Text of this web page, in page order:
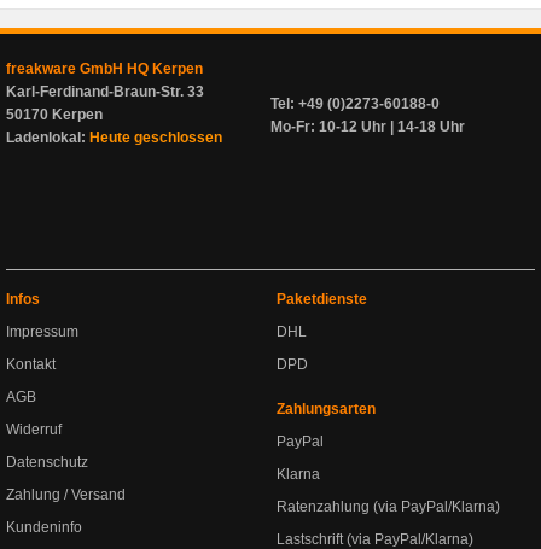
freakware GmbH HQ Kerpen
Karl-Ferdinand-Braun-Str. 33
50170 Kerpen
Ladenlokal: Heute geschlossen
Tel: +49 (0)2273-60188-0
Mo-Fr: 10-12 Uhr | 14-18 Uhr
Infos
Impressum
Kontakt
AGB
Widerruf
Datenschutz
Zahlung / Versand
Kundeninfo
Paketdienste
DHL
DPD
Zahlungsarten
PayPal
Klarna
Ratenzahlung (via PayPal/Klarna)
Lastschrift (via PayPal/Klarna)